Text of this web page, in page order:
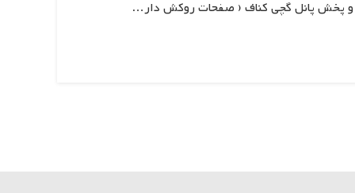
و پخش پانل گچی کناف ( صفحات روکش ‌دار…